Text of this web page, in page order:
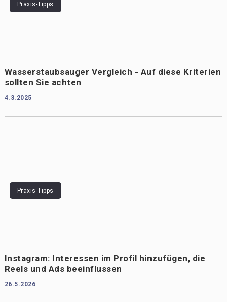
Praxis-Tipps
Wasserstaubsauger Vergleich - Auf diese Kriterien
sollten Sie achten
4.3.2025
Praxis-Tipps
Instagram: Interessen im Profil hinzufügen, die
Reels und Ads beeinflussen
26.5.2026